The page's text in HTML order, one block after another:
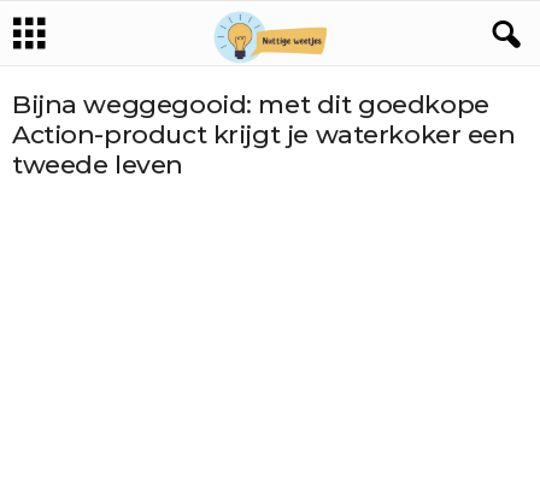
Bijna weggegooid: met dit goedkope
Action-product krijgt je waterkoker een
tweede leven